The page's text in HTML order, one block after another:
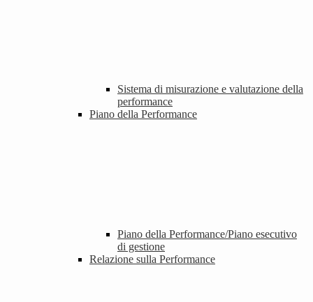
Sistema di misurazione e valutazione della
performance
Piano della Performance
Piano della Performance/Piano esecutivo
di gestione
Relazione sulla Performance